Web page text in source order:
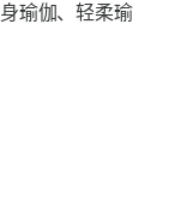
瑜伽、轻柔瑜